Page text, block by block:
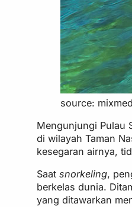
source:
Mengunjungi Pulau
di wilayah Taman
kesegaran airnya,
Saatsnorkeling,
berkelas dunia.
yang ditawarkan